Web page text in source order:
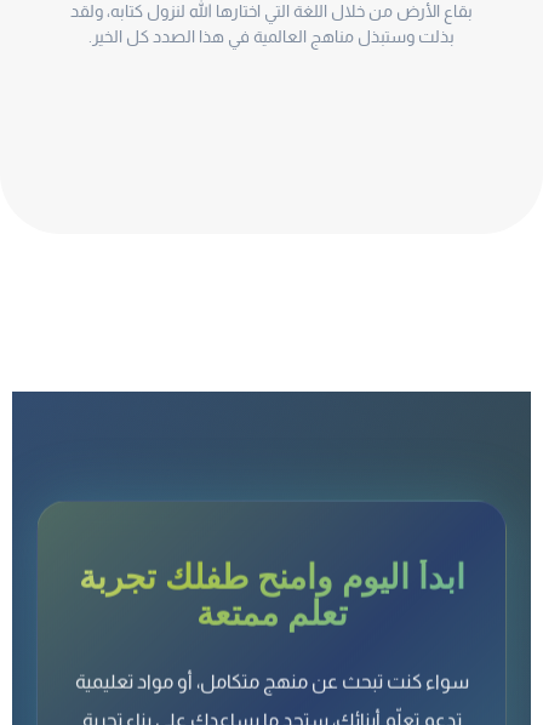
بقاع الأرض من خلال اللغة التي اختارها الله لنزول كتابه، ولقد
بذلت وستبذل مناهج العالمية في هذا الصدد كل الخير.
ابدأ اليوم وامنح طفلك تجربة
تعلم ممتعة
سواء كنت تبحث عن منهج متكامل، أو مواد تعليمية
تدعم تعلّم أبنائك، ستجد ما يساعدك على بناء تجربة